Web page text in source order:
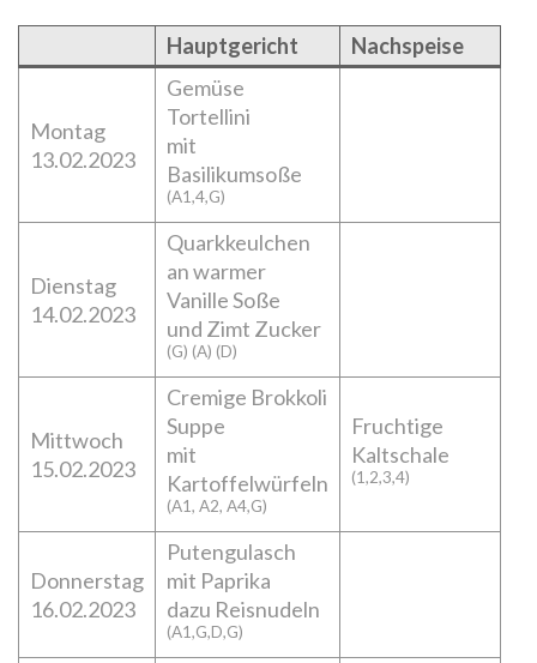
Hauptgericht Nachspeise
Montag
13.02.2023
Gemüse
Tortellini
mit
Basilikumsoße
(A1,4,G)
Dienstag
14.02.2023
Quarkkeulchen
an warmer
Vanille Soße
und Zimt Zucker
(G) (A) (D)
Mittwoch
15.02.2023
Cremige Brokkoli
Suppe
mit
Kartoffelwürfeln
(A1, A2, A4,G)
Fruchtige
Kaltschale
(1,2,3,4)
Donnerstag
16.02.2023
Putengulasch
mit Paprika
dazu Reisnudeln
(A1,G,D,G)